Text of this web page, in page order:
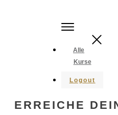
Alle
Kurse
Logout
ERREICHE